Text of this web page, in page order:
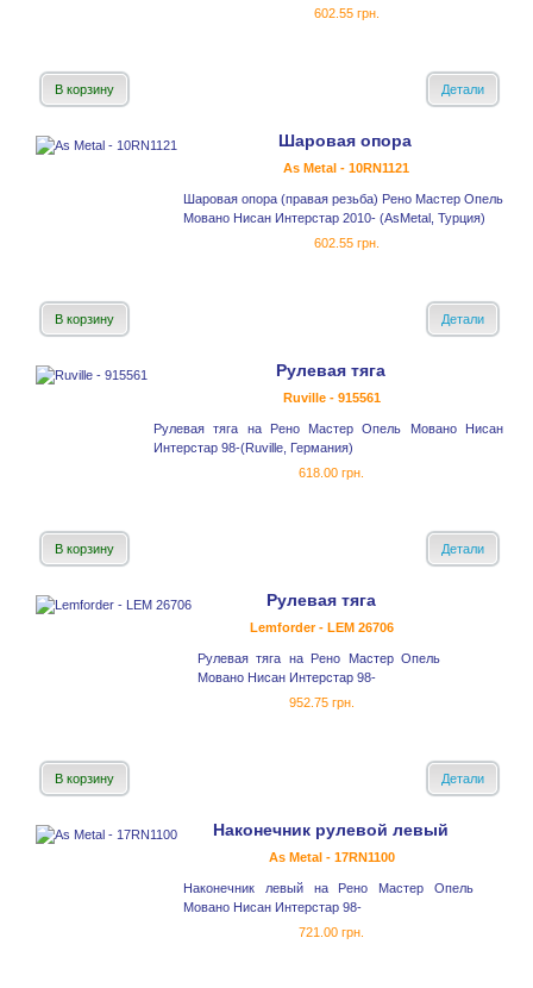
602.55 грн.
В корзину Детали
Шаровая опора
As Metal - 10RN1121
Шаровая опора (правая резьба) Рено Мастер Опель
Мовано Нисан Интерстар 2010- (AsMetal, Турция)
602.55 грн.
В корзину Детали
Рулевая тяга
Ruville - 915561
Рулевая тяга на Рено Мастер Опель Мовано Нисан
Интерстар 98-(Ruville, Германия)
618.00 грн.
В корзину Детали
Рулевая тяга
Lemforder - LEM 26706
Рулевая тяга на Рено Мастер Опель
Мовано Нисан Интерстар 98-
952.75 грн.
В корзину Детали
Наконечник рулевой левый
As Metal - 17RN1100
Наконечник левый на Рено Мастер Опель
Мовано Нисан Интерстар 98-
721.00 грн.